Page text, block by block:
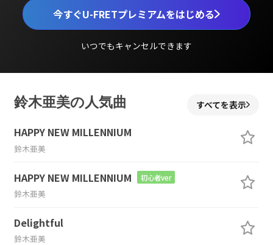
今すぐU-FRETプレミアムをはじめる
いつでもキャンセルできます
鈴木亜美の人気曲 すべてを表示
HAPPY NEW MILLENNIUM
鈴木亜美
HAPPY NEW MILLENNIUM 初心者ver
鈴木亜美
Delightful
鈴木亜美